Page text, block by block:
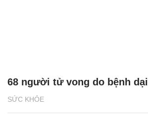
SỨC KHỎE
68 người tử vong do bệnh dại